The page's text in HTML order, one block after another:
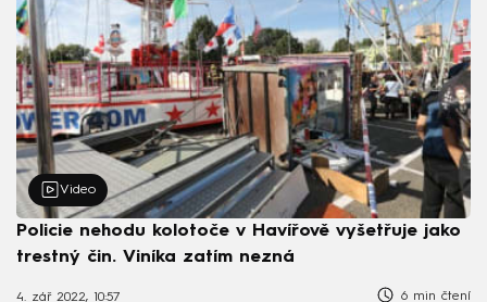
Video
Policie nehodu kolotoče v Havířově vyšetřuje jako
trestný čin. Viníka zatím nezná
4. zář 2022, 10:57 6 min čtení